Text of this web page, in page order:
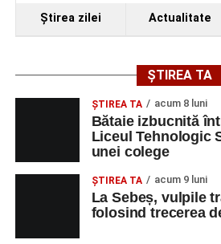
reprezintă doar începutul unei
avea loc pe parcursul taberei,
și de a lua parte la un veritabil
Adaugă-ne ca sursă
Urmărește-ne pe
Ştirea zilei Actualitate
ȘTIREA TA
ŞTIREA TA acum 8 luni
Bătaie izbucnită
Liceul Tehnologic
unei colege
ŞTIREA TA acum 9 luni
La Sebeș, vulpile
folosind trecerea